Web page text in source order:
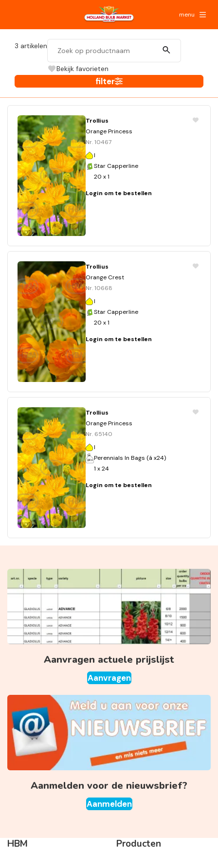
menu
3 artikelen
Bekijk favorieten
filter
Trollius
Orange Princess
Nr. 10467
I
Star Capperline
20 x 1
Login om te bestellen
Trollius
Orange Crest
Nr. 10668
I
Star Capperline
20 x 1
Login om te bestellen
Trollius
Orange Princess
Nr. 65140
I
Perennials In Bags (á x24)
1 x 24
Login om te bestellen
Aanvragen actuele prijslijst
Aanvragen
Aanmelden voor de nieuwsbrief?
Aanmelden
HBM Producten